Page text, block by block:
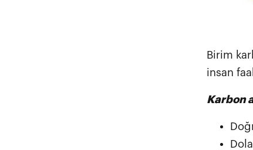
Birim
insan
Karbon